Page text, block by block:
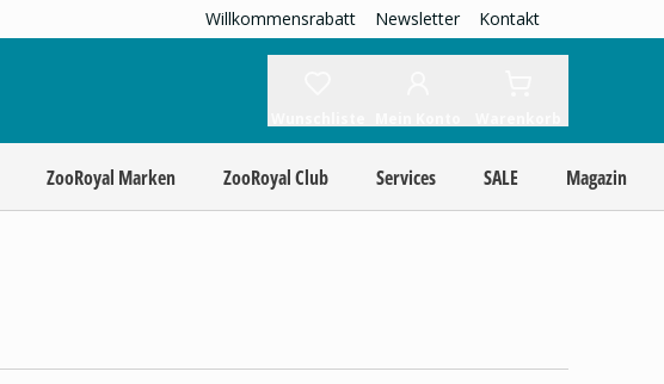
Willkommensrabatt Newsletter Kontakt
ZooRoyal Marken ZooRoyal Club Services SALE Magazin